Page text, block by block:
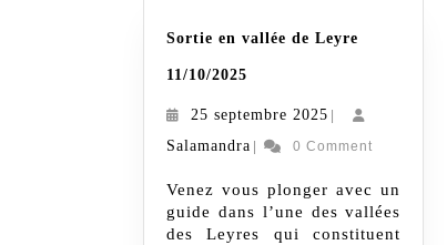
Sortie en vallée de Leyre
11/10/2025
Leyre
25 septembre 2025 25
septembre
|
Salamandra Salamandra
| 0 Comment
Venez vous plonger avec un
guide dans l’une des vallées
des Leyres qui constituent